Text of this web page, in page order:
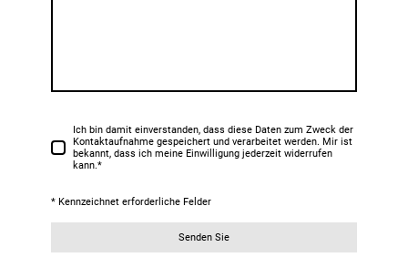
Ich bin damit einverstanden, dass diese Daten zum Zweck der
Kontaktaufnahme gespeichert und verarbeitet werden. Mir ist
bekannt, dass ich meine Einwilligung jederzeit widerrufen
kann.*
* Kennzeichnet erforderliche Felder
Senden Sie